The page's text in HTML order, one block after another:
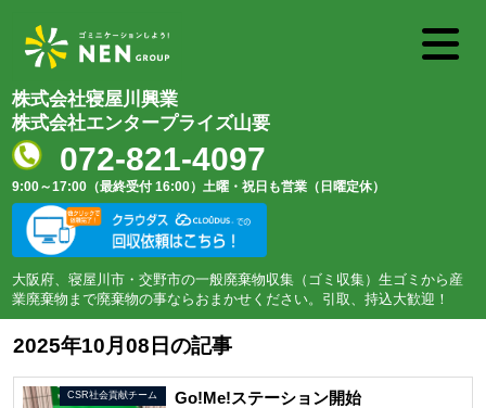
株式会社寝屋川興業
株式会社エンタープライズ山要
072-821-4097
9:00～17:00（最終受付 16:00） 土曜・祝日も営業（日曜定休）
大阪府、寝屋川市・交野市の一般廃棄物収集（ゴミ収集）生ゴミから産
業廃棄物まで廃棄物の事ならおまかせください。引取、持込大歓迎！
2025年10月08日の記事
CSR社会貢献チーム Go!Me!ステーション開始